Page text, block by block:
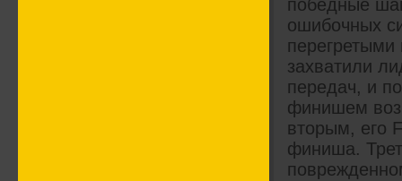
победные
ошибочных
захватили
передач, и
финишем
вторым, его
финиша.